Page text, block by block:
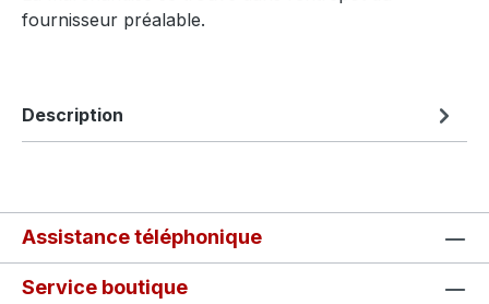
fournisseur préalable.
Description
Assistance téléphonique
Service boutique